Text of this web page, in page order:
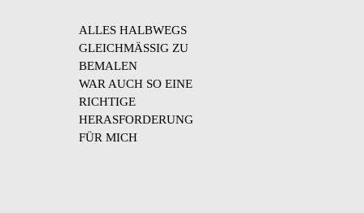
ALLES HALBWEGS
GLEICHMÄSSIG ZU
BEMALEN
WAR AUCH SO EINE
RICHTIGE
HERASFORDERUNG
FÜR MICH